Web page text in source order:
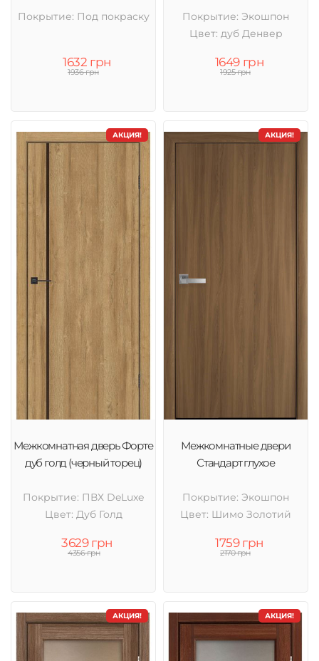
Покрытие: Под покраску
1632 грн
1936 грн
Покрытие: Экошпон
Цвет: дуб Денвер
1649 грн
1925 грн
АКЦИЯ!
Межкомнатная дверь Форте
дуб голд (черный торец)
Покрытие: ПВХ DeLuxe
Цвет: Дуб Голд
3629 грн
4356 грн
АКЦИЯ!
Межкомнатные двери
Стандарт глухое
Покрытие: Экошпон
Цвет: Шимо Золотий
1759 грн
2170 грн
АКЦИЯ! АКЦИЯ!